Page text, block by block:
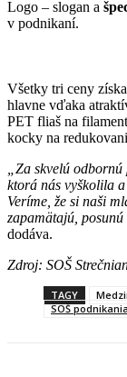
Logo – slogan a
v podnikaní.
Všetky tri ceny
hlavne vďaka
PET fliaš na
kocky na
„Za skvelú
ktorá nás vyškolila
Veríme, že si naši
zapamätajú,
dodáva.
Zdroj: SOŠ
TAGY
SOŠ podnikania